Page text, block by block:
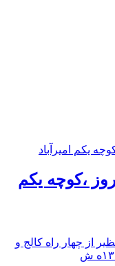
،کوچه یکم